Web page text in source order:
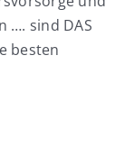
…. sind DAS
besten